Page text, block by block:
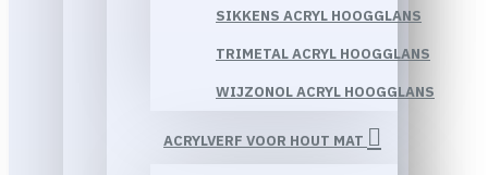
SIKKENS ACRYL HOOGGLANS
TRIMETAL ACRYL HOOGGLANS
WIJZONOL ACRYL HOOGGLANS
ACRYLVERF VOOR HOUT MAT